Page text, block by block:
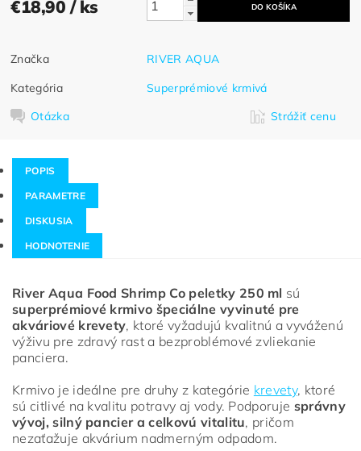
€18,90 / ks
Značka
RIVER AQUA
Kategória
Superprémiové krmivá
Otázka
Strážiť cenu
POPIS
PARAMETRE
DISKUSIA
HODNOTENIE
River Aqua Food Shrimp Co peletky 250 ml sú
superprémiové krmivo špeciálne vyvinuté pre
akváriové krevety, ktoré vyžadujú kvalitnú a vyváženú
výživu pre zdravý rast a bezproblémové zvliekanie
panciera.
Krmivo je ideálne pre druhy z kategórie krevety, ktoré
sú citlivé na kvalitu potravy aj vody. Podporuje správny
vývoj, silný pancier a celkovú vitalitu, pričom
nezaťažuje akvárium nadmerným odpadom.